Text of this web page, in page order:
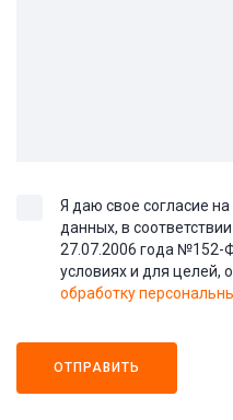
Я даю свое согласие
данных, в
27.07.2006 года №152-
условиях и для целей,
обработку
ОТПРАВИТЬ